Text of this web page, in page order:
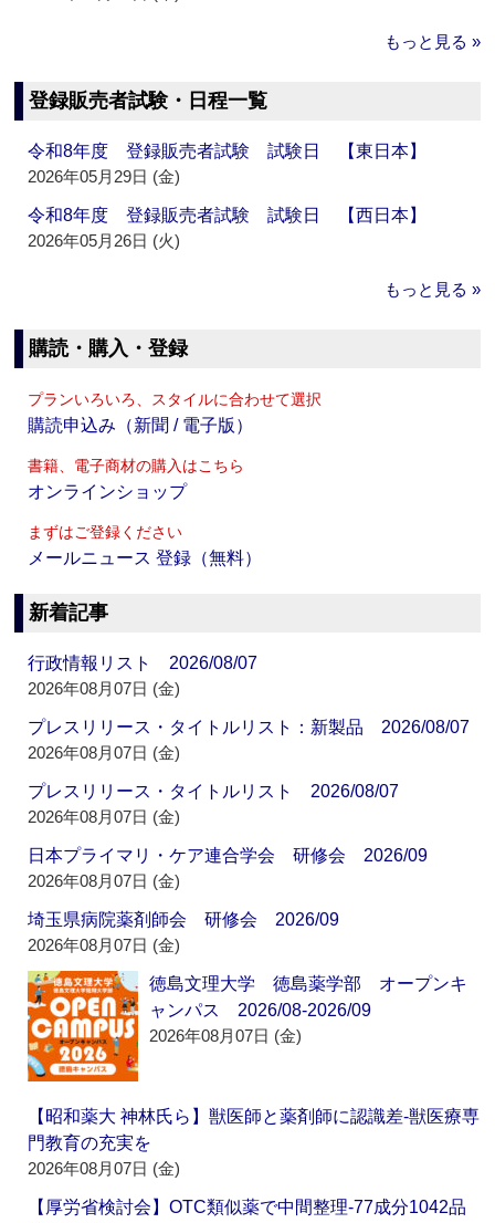
もっと見る »
登録販売者試験・日程一覧
令和8年度 登録販売者試験 試験日 【東日本】
2026年05月29日 (金)
令和8年度 登録販売者試験 試験日 【西日本】
2026年05月26日 (火)
もっと見る »
購読・購入・登録
プランいろいろ、スタイルに合わせて選択
購読申込み（新聞 / 電子版）
書籍、電子商材の購入はこちら
オンラインショップ
まずはご登録ください
メールニュース 登録（無料）
新着記事
行政情報リスト 2026/08/07
2026年08月07日 (金)
プレスリリース・タイトルリスト：新製品 2026/08/07
2026年08月07日 (金)
プレスリリース・タイトルリスト 2026/08/07
2026年08月07日 (金)
日本プライマリ・ケア連合学会 研修会 2026/09
2026年08月07日 (金)
埼玉県病院薬剤師会 研修会 2026/09
2026年08月07日 (金)
徳島文理大学 徳島薬学部 オープンキ
ャンパス 2026/08-2026/09
2026年08月07日 (金)
【昭和薬大 神林氏ら】獣医師と薬剤師に認識差‐獣医療専
門教育の充実を
2026年08月07日 (金)
【厚労省検討会】OTC類似薬で中間整理‐77成分1042品